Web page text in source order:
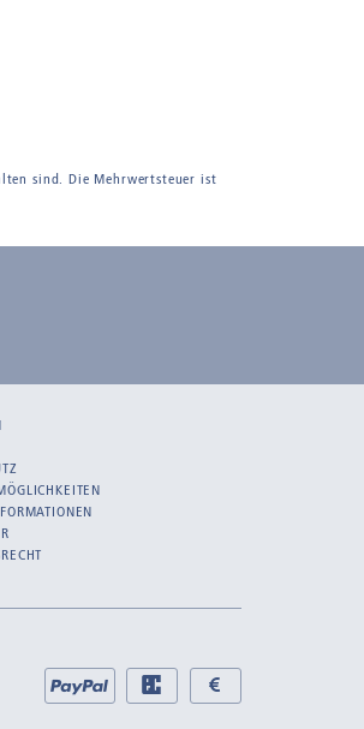
sind. Die Mehrwertsteuer ist
Bei
uns
PayPal
bei
bei